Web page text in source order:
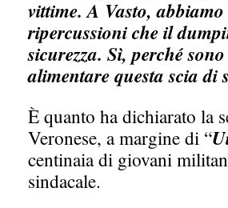
vittime. A Vasto,
ripercussioni che il
sicurezza. Sì, perché
alimentare questa scia
È quanto ha dichiarato la
Veronese, a margine di “
centinaia di giovani
sindacale.